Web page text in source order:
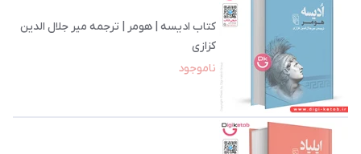
کتاب ادیسه | هومر | ترجمه میر جلال الدین
کزازی
ناموجود